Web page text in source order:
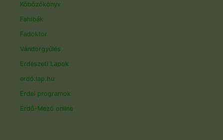
Köbözőkönyv
Fahibák
Fadoktor
Vándorgyűlés
Erdészeti Lapok
erdő.lap.hu
Erdei programok
Erdő-Mező online